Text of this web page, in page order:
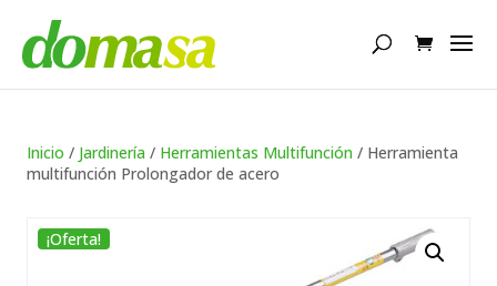
productos
Inicio / Jardinería / Herramientas Multifunción / Herramienta
multifunción Prolongador de acero
¡Oferta!